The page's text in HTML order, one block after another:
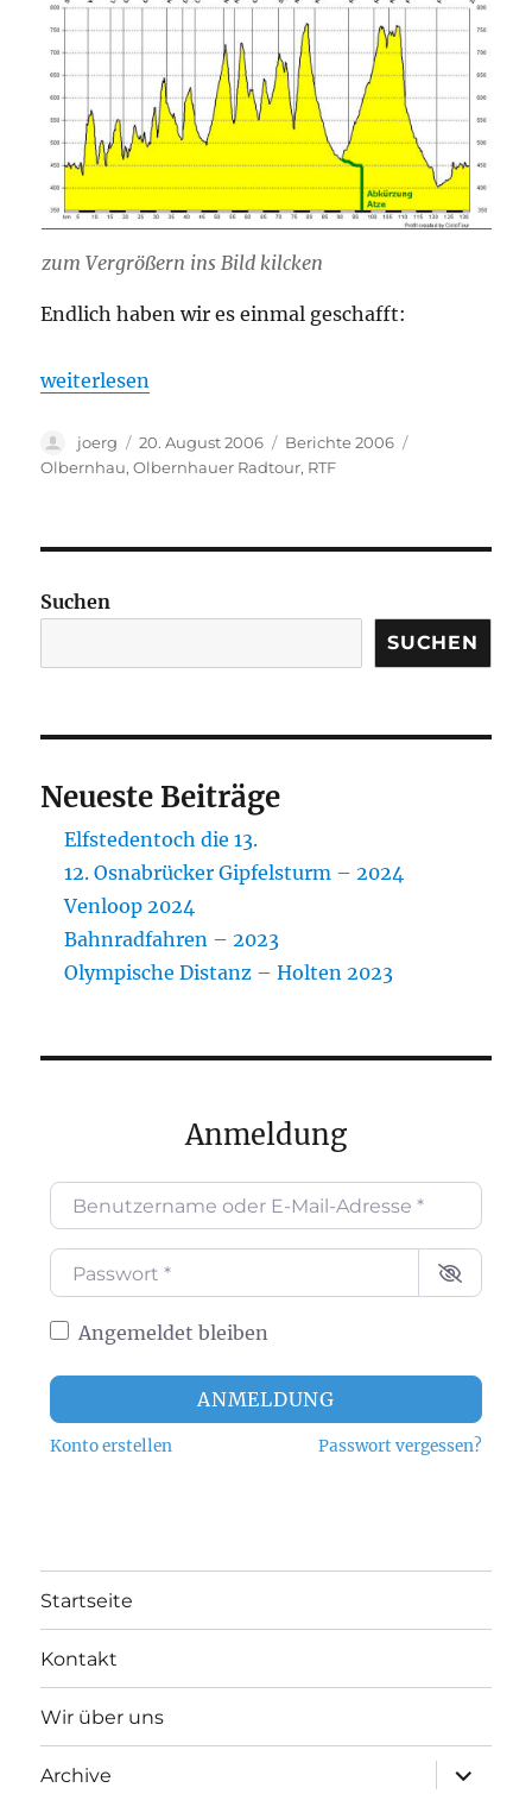
zum Vergrößern ins Bild kilcken
Endlich haben wir es einmal geschafft:
„13. Olbernhauer Radtour 2006“
weiterlesen
Autor
joerg
Veröffentlicht
am
20. August 2006 Kategorien
Berichte 2006
Olbernhau,Olbernhauer Radtour, RTF
Suchen
SUCHEN
Neueste Beiträge
Elfstedentoch die 13.
12. Osnabrücker Gipfelsturm – 2024
Venloop 2024
Bahnradfahren – 2023
Olympische Distanz – Holten 2023
Anmeldung
Benutzername oder E-Mail-Adresse*
Passwort*
Angemeldet bleiben
ANMELDUNG
Konto erstellen Passwort vergessen?
Startseite
Kontakt
Wir über uns
Archive
anzeigen